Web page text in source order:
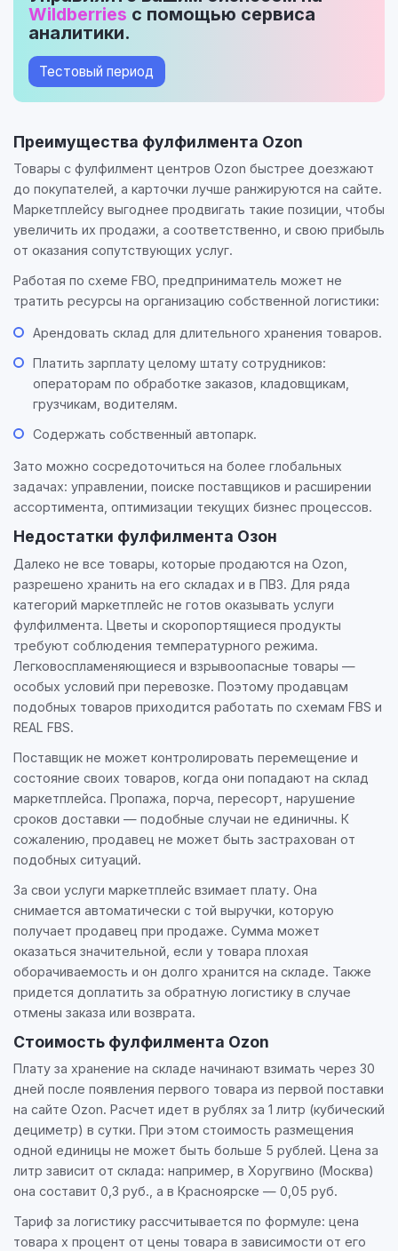
Wildberries с помощью сервиса
аналитики.
Тестовый период
Преимущества фулфилмента Ozon
Товары с фулфилмент центров Ozon быстрее доезжают
до покупателей, а карточки лучше ранжируются на сайте.
Маркетплейсу выгоднее продвигать такие позиции, чтобы
увеличить их продажи, а соответственно, и свою прибыль
от оказания сопутствующих услуг.
Работая по схеме FBO, предприниматель может не
тратить ресурсы на организацию собственной логистики:
Арендовать склад для длительного хранения товаров.
Платить зарплату целому штату сотрудников:
операторам по обработке заказов, кладовщикам,
грузчикам, водителям.
Содержать собственный автопарк.
Зато можно сосредоточиться на более глобальных
задачах: управлении, поиске поставщиков и расширении
ассортимента, оптимизации текущих бизнес процессов.
Недостатки фулфилмента Озон
Далеко не все товары, которые продаются на Ozon,
разрешено хранить на его складах и в ПВЗ. Для ряда
категорий маркетплейс не готов оказывать услуги
фулфилмента. Цветы и скоропортящиеся продукты
требуют соблюдения температурного режима.
Легковоспламеняющиеся и взрывоопасные товары —
особых условий при перевозке. Поэтому продавцам
подобных товаров приходится работать по схемам FBS и
REAL FBS.
Поставщик не может контролировать перемещение и
состояние своих товаров, когда они попадают на склад
маркетплейса. Пропажа, порча, пересорт, нарушение
сроков доставки — подобные случаи не единичны. К
сожалению, продавец не может быть застрахован от
подобных ситуаций.
За свои услуги маркетплейс взимает плату. Она
снимается автоматически с той выручки, которую
получает продавец при продаже. Сумма может
оказаться значительной, если у товара плохая
оборачиваемость и он долго хранится на складе. Также
придется доплатить за обратную логистику в случае
отмены заказа или возврата.
Стоимость фулфилмента Ozon
Плату за хранение на складе начинают взимать через 30
дней после появления первого товара из первой поставки
на сайте Ozon. Расчет идет в рублях за 1 литр (кубический
дециметр) в сутки. При этом стоимость размещения
одной единицы не может быть больше 5 рублей. Цена за
литр зависит от склада: например, в Хоругвино (Москва)
она составит 0,3 руб., а в Красноярске — 0,05 руб.
Тариф за логистику рассчитывается по формуле: цена
товара x процент от цены товара в зависимости от его